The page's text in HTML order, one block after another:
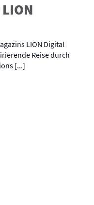
LION Digital
Reise durch
[...]